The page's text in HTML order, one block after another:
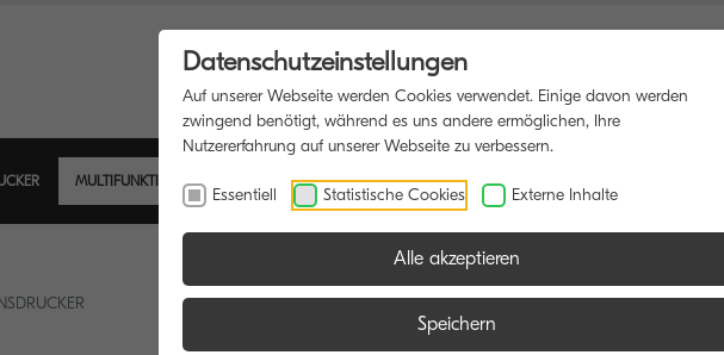
MULTIFUNKTIONSDRUCKER SOFTWARE BLOG
Datenschutzeinstellungen
Auf unserer Webseite werden Cookies verwendet. Einige davon werden
zwingend benötigt, während es uns andere ermöglichen, Ihre
Nutzererfahrung auf unserer Webseite zu verbessern.
Essentiell Statistische Cookies Externe Inhalte
Alle akzeptieren
Speichern